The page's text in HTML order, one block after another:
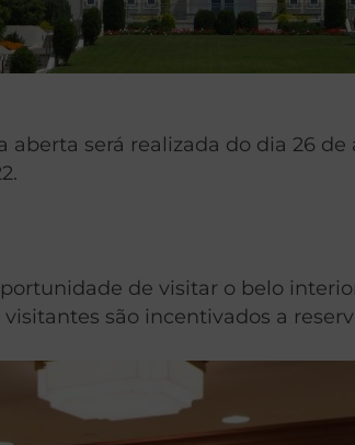
será realizada do dia 26
de visitar o belo
são incentivados a